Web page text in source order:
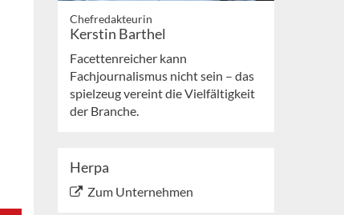
Chefredakteurin
Kerstin Barthel
Facettenreicher kann
Fachjournalismus nicht sein – das
spielzeug vereint die Vielfältigkeit
der Branche.
Herpa
Zum Unternehmen